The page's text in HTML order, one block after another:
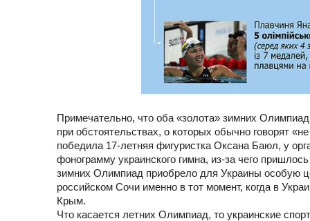
Примечательно, что оба «золота» зимних
при обстоятельствах, о которых обычно говорят
победила 17-летняя фигуристка Оксана Баюл, у
фонограмму украинского гимна, из-за чего
зимних Олимпиад приобрело для Украины особую
российском Сочи именно в тот момент, когда в
Крым.
Что касается летних Олимпиад, то украинские